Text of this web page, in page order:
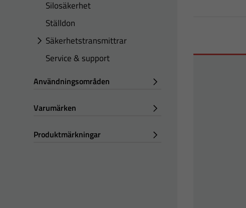
Silosäkerhet
Ställdon
Säkerhetstransmittrar
Service & support
Användningsområden
Varumärken
Produktmärkningar